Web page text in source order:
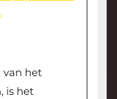
van het
is het